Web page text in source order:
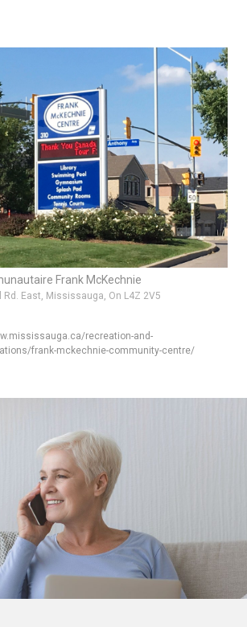
Frank McKechnie
Rd. East, Mississauga, On L4Z 2V5
recreation-and-
frank-mckechnie-community-centre/